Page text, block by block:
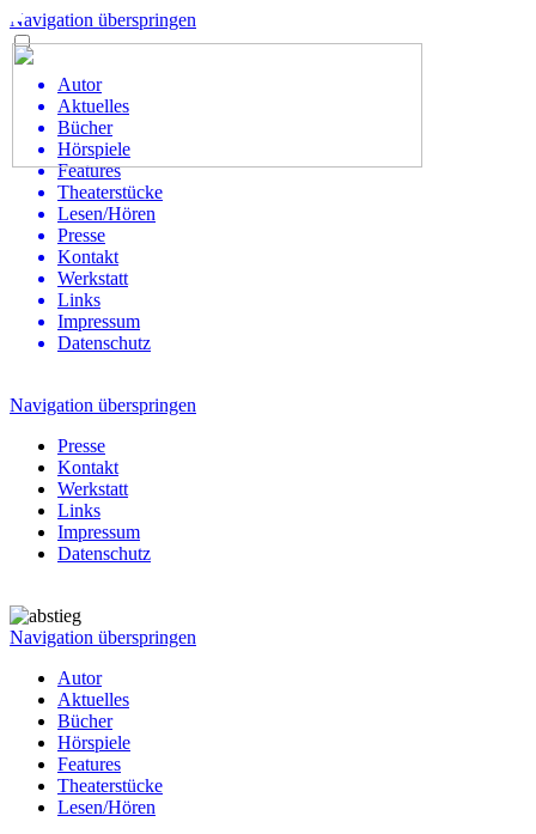
Navigation überspringen
Autor
Aktuelles
Bücher
Hörspiele
Features
Theaterstücke
Lesen/Hören
Presse
Kontakt
Werkstatt
Links
Impressum
Datenschutz
Navigation überspringen
Presse
Kontakt
Werkstatt
Links
Impressum
Datenschutz
Navigation überspringen
Autor
Aktuelles
Bücher
Hörspiele
Features
Theaterstücke
Lesen/Hören